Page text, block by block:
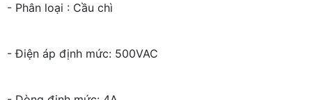
- Phân loại : Cầu chì
- Điện áp định mức: 500VAC